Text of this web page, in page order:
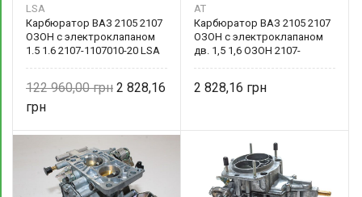
LSA
Карбюратор ВАЗ 2105 2107
ОЗОН с электроклапаном
1.5 1.6 2107-1107010-20 LSA
122 960,00 2 828,16
AT
Карбюратор ВАЗ 2105 2107
ОЗОН с электроклапаном
дв. 1,5 1,6 ОЗОН 2107-
2 828,16